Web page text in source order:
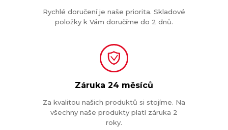
Rychlé doručení je naše priorita. Skladové
položky k Vám doručíme do 2 dnů.
Záruka 24 měsíců
Za kvalitou našich produktů si stojíme. Na
všechny naše produkty platí záruka 2
roky.